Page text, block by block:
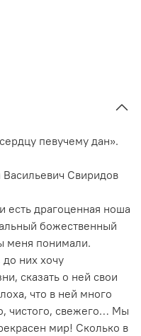
певучему дан».
Васильевич Свиридов
есть драгоценная ноша
божественный
меня понимали.
них хочу
сказать о ней свои
что в ней много
чистого, свежего… Мы
мир! Сколько в